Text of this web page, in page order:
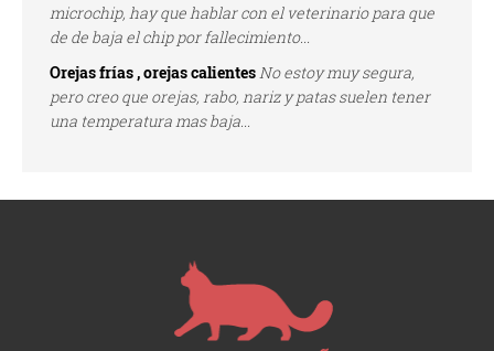
microchip, hay que hablar con el veterinario para que
de de baja el chip por fallecimiento...
Orejas frías , orejas calientesNo estoy muy segura,
pero creo que orejas, rabo, nariz y patas suelen tener
una temperatura mas baja...